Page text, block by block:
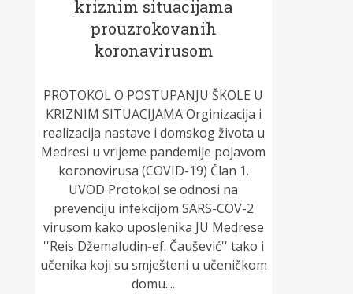
kriznim situacijama
prouzrokovanih
koronavirusom
PROTOKOL O POSTUPANJU ŠKOLE U
KRIZNIM SITUACIJAMA Orginizacija i
realizacija nastave i domskog života u
Medresi u vrijeme pandemije pojavom
koronovirusa (COVID-19) Član 1.
UVOD Protokol se odnosi na
prevenciju infekcijom SARS-COV-2
virusom kako uposlenika JU Medrese
''Reis Džemaludin-ef. Čaušević'' tako i
učenika koji su smješteni u učeničkom
domu....